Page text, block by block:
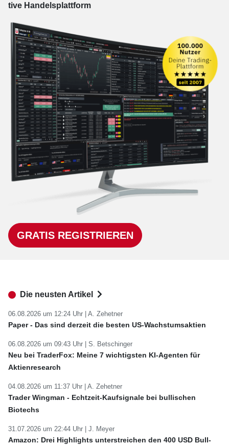
tive Han­dels­platt­form
GRATIS REGISTRIEREN
Die neusten Artikel
06.08.2026 um 12:24 Uhr | A. Zehetner
Paper - Das sind derzeit die besten US-Wachstumsaktien
06.08.2026 um 09:43 Uhr | S. Betschinger
Neu bei TraderFox: Meine 7 wichtigsten KI-Agenten für
Aktienresearch
04.08.2026 um 11:37 Uhr | A. Zehetner
Trader Wingman - Echtzeit-Kaufsignale bei bullischen
Biotechs
31.07.2026 um 22:44 Uhr | J. Meyer
Amazon: Drei Highlights unterstreichen den 400 USD Bull-